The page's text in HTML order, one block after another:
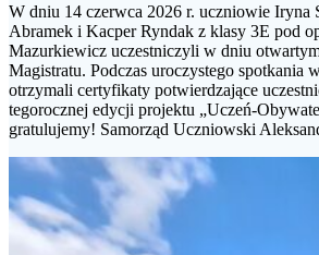
W dniu 14 czerwca 2026 r. uczniowie Iryna
Abramek i Kacper Ryndak z klasy 3E pod
Mazurkiewicz uczestniczyli w dniu
Magistratu. Podczas uroczystego spotkania
otrzymali certyfikaty potwierdzające
tegorocznej edycji projektu „Uczeń-
gratulujemy! Samorząd Uczniowski